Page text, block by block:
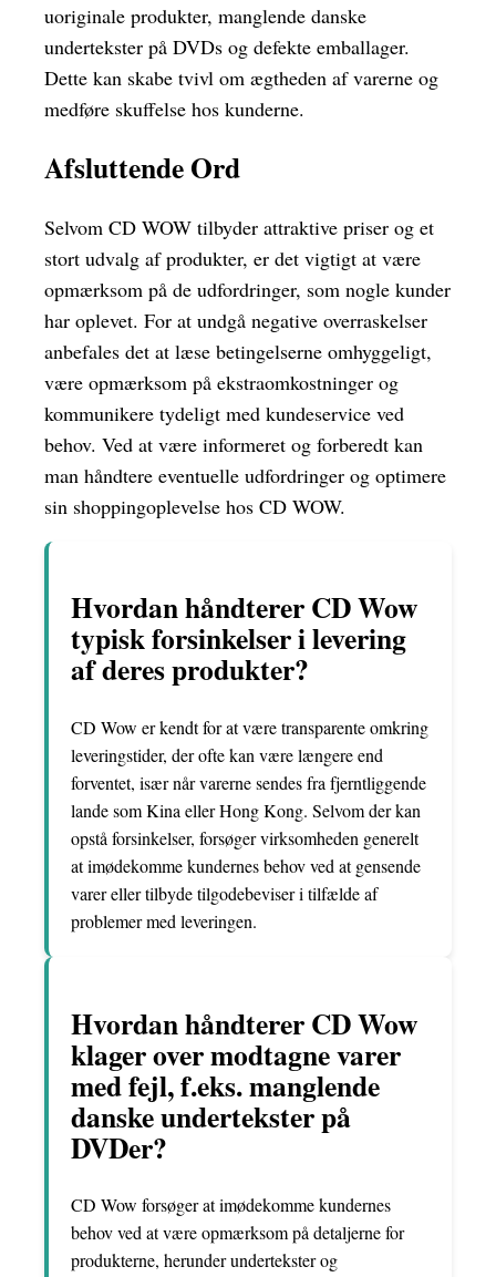
uoriginale produkter, manglende danske
undertekster på DVDs og defekte emballager.
Dette kan skabe tvivl om ægtheden af varerne og
medføre skuffelse hos kunderne.
Afsluttende Ord
Selvom CD WOW tilbyder attraktive priser og et
stort udvalg af produkter, er det vigtigt at være
opmærksom på de udfordringer, som nogle kunder
har oplevet. For at undgå negative overraskelser
anbefales det at læse betingelserne omhyggeligt,
være opmærksom på ekstraomkostninger og
kommunikere tydeligt med kundeservice ved
behov. Ved at være informeret og forberedt kan
man håndtere eventuelle udfordringer og optimere
sin shoppingoplevelse hos CD WOW.
Hvordan håndterer CD Wow
typisk forsinkelser i levering
af deres produkter?
CD Wow er kendt for at være transparente omkring
leveringstider, der ofte kan være længere end
forventet, især når varerne sendes fra fjerntliggende
lande som Kina eller Hong Kong. Selvom der kan
opstå forsinkelser, forsøger virksomheden generelt
at imødekomme kundernes behov ved at gensende
varer eller tilbyde tilgodebeviser i tilfælde af
problemer med leveringen.
Hvordan håndterer CD Wow
klager over modtagne varer
med fejl, f.eks. manglende
danske undertekster på
DVDer?
CD Wow forsøger at imødekomme kundernes
behov ved at være opmærksom på detaljerne for
produkterne, herunder undertekster og